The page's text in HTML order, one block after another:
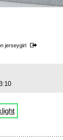
jerseygirl